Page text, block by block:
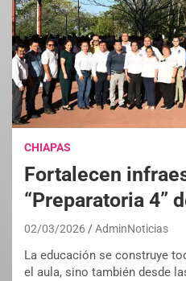
CHIAPAS
Fortalecen
“Preparatoria 4”
02/03/2026 AdminNoticias
La educación se construye
el aula, sino también desde